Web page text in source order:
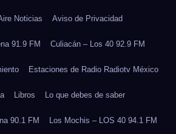
Noticias Aviso de Privacidad
91.9 FM Culiacán – Los 40 92.9 FM
Estaciones de Radio Radiotv México
Libros Lo que debes de saber
90.1 FM Los Mochis – LOS 40 94.1 FM